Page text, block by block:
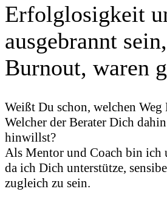
Erfolglosigkeit
ausgebrannt
Burnout, waren
Weißt Du schon, welchen
Welcher der Berater Dich
hinwillst?
Als Mentor und Coach bin ich
da ich Dich unterstütze,
zugleich zu sein.